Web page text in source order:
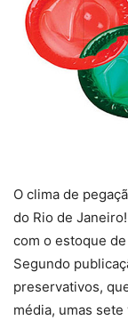
O clima de
do Rio de
com o estoque
Segundo
preservativos,
média, umas